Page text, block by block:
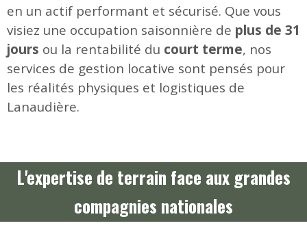
en un actif performant et sécurisé. Que vous
visiez une occupation saisonnière de plus de 31
jours ou la rentabilité du court terme, nos
services de gestion locative sont pensés pour
les réalités physiques et logistiques de
Lanaudière.
L'expertise de terrain face aux grandes
compagnies nationales